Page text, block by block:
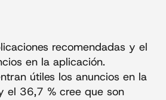
recomendadas y el
en la aplicación.
útiles los anuncios en la
el 36,7 % cree que son